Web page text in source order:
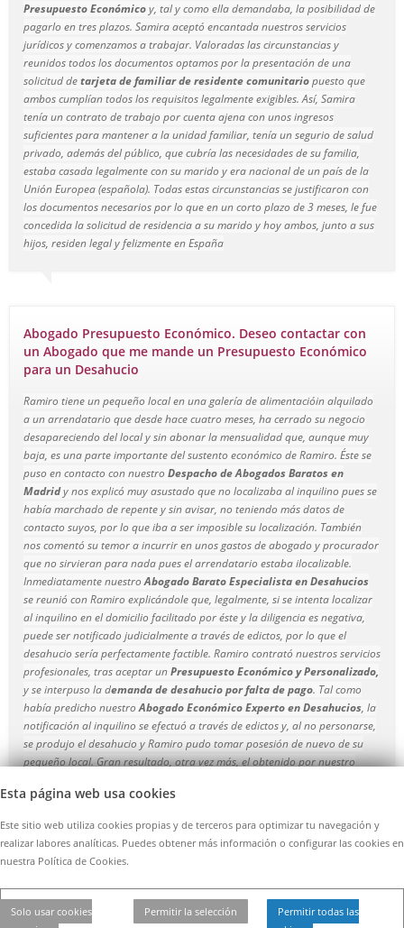
Presupuesto Económicoy, tal y como ella demandaba, la posibilidad de
pagarlo en tres plazos. Samira aceptó encantada nuestros servicios
jurídicos y comenzamos a trabajar. Valoradas las circunstancias y
reunidos todos los documentos optamos por la presentación de una
solicitud detarjeta de familiar de residente comunitariopuesto que
ambos cumplían todos los requisitos legalmente exigibles. Así, Samira
tenía un contrato de trabajo por cuenta ajena con unos ingresos
suficientes para mantener a la unidad familiar, tenía un segurio de salud
privado, además del público, que cubría las necesidades de su familia,
estaba casada legalmente con su marido y era nacional de un país de la
Unión Europea (española). Todas estas circunstancias se justificaron con
los documentos necesarios por lo que en un corto plazo de 3 meses, le fue
concedida la solicitud de residencia a su marido y hoy ambos, junto a sus
hijos, residen legal y felizmente en España
Abogado Presupuesto Económico. Deseo contactar con
un Abogado que me mande un Presupuesto Económico
para un Desahucio
Ramiro tiene un pequeño local en una galería de alimentacióin alquilado
a un arrendatario que desde hace cuatro meses, ha cerrado su negocio
desapareciendo del local y sin abonar la mensualidad que, aunque muy
baja, es una parte importante del sustento económico de Ramiro. Éste se
puso en contacto con nuestro Despacho de Abogados Baratos en
Madridy nos explicó muy asustado que no localizaba al inquilino pues se
había marchado de repente y sin avisar, no teniendo más datos de
contacto suyos, por lo que iba a ser imposible su localización. También
nos comentó su temor a incurrir en unos gastos de abogado y procurador
que no sirvieran para nada pues el arrendatario estaba ilocalizable.
Inmediatamente nuestroAbogado Barato Especialista en Desahucios
se reunió con Ramiro explicándole que, legalmente, si se intenta localizar
al inquilino en el domicilio facilitado por éste y la diligencia es negativa,
puede ser notificado judicialmente a través de edictos, por lo que el
desahucio sería perfectamente factible. Ramiro contrató nuestros servicios
profesionales, tras aceptar unPresupuesto Económico y Personalizado,
y se interpuso la demanda de desahucio por falta de pago. Tal como
había predicho nuestroAbogado Económico Experto en Desahucios, la
notificación al inquilino se efectuó a través de edictos y, al no personarse,
se produjo el desahucio y Ramiro pudo tomar posesión de nuevo de su
pequeño local. Gran resultado, otra vez más, el obtenido por nuestro
© 2026 - Contratar Abogados. |Aviso Legal Cookies | Todos
los derechos reservados
Esta página web usa cookies
Este sitio web utiliza cookies propias y de terceros para optimizar tu navegación y
realizar labores analíticas. Puedes obtener más información o configurar las cookies en
nuestra Política de Cookies.
Solo usar cookies
Permitir la selección
Permitir todas las